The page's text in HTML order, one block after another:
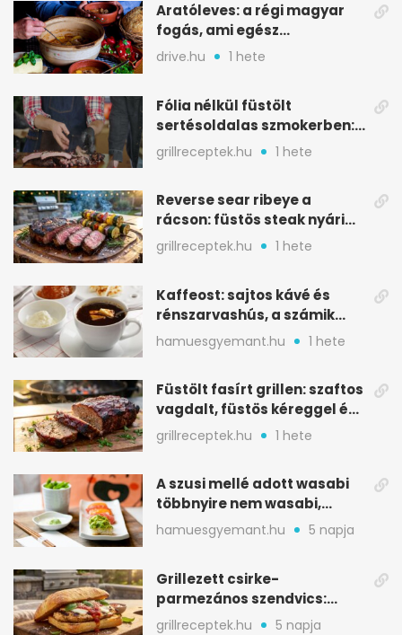
Aratóleves: a régi magyar
fogás, ami egész
csapatokat jóllakatott
drive.hu 1 hete
Fólia nélkül füstölt
sertésoldalas szmokerben:
ropogós bark, 6 óra
grillreceptek.hu 1 hete
Reverse sear ribeye a
rácson: füstös steak nyári
tökkebabbal
grillreceptek.hu 1 hete
Kaffeost: sajtos kávé és
rénszarvashús, a számik
melegítő itala
hamuesgyemant.hu 1 hete
Füstölt fasírt grillen: szaftos
vagdalt, füstös kéreggel és
BBQ mázzal
grillreceptek.hu 1 hete
A szusi mellé adott wasabi
többnyire nem wasabi,
hanem fűszerkeverék
hamuesgyemant.hu 5 napja
Grillezett csirke-
parmezános szendvics:
ropogós csirke, olvadó sajt
grillreceptek.hu 5 napja